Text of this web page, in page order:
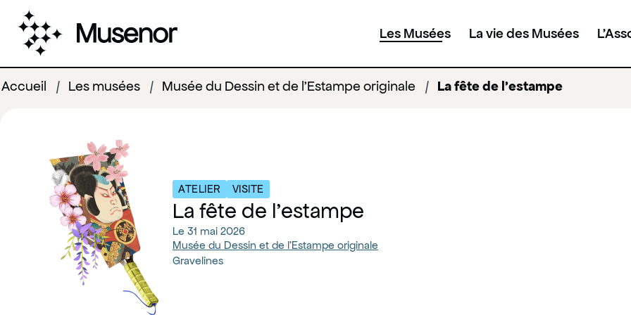
Aller au pied de page
Aller au menu
Aller au contenu
Les Musées La vie des Musées
Accueil
Page d'accueil
/ Les musées / Musée du Dessin et de l'Estampe originale / La fête de l'estampe
ATELIER VISITE
La fête de l'estampe
Le 31 mai 2026
Musée du Dessin et de l'Estampe originale
Gravelines